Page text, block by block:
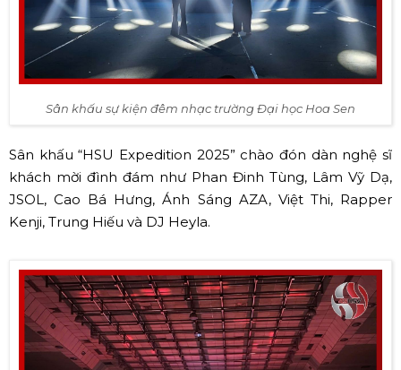
Sân khấu sự kiện đêm nhạc trường Đại học Hoa Sen
Sân khấu “HSU Expedition 2025” chào đón dàn nghệ sĩ
khách mời đình đám như Phan Đinh Tùng, Lâm Vỹ Dạ,
JSOL, Cao Bá Hưng, Ánh Sáng AZA, Việt Thi, Rapper
Kenji, Trung Hiếu và DJ Heyla.